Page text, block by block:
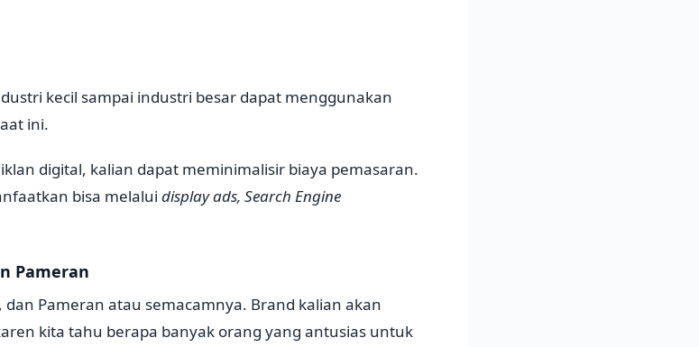
kecil sampai industri besar dapat menggunakan
ini.
digital, kalian dapat meminimalisir biaya pemasaran.
bisa melalui display ads, Search Engine
Pameran
Pameran atau semacamnya. Brand kalian akan
kita tahu berapa banyak orang yang antusias untuk